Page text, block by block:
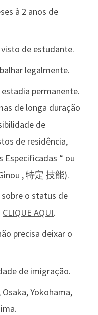
à 2 anos de
de estudante.
legalmente.
permanente.
de longa duração
de
de residência,
Especificadas “ ou
, 特定 技能).
o status de
CLIQUE AQUI.
precisa deixar o
de imigração.
Yokohama,